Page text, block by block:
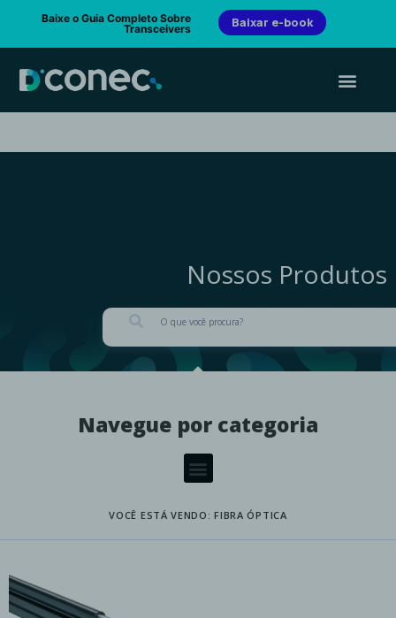
Baixe o Guia Completo Sobre
Transceivers
Baixar e-book
Nossos Produtos
PESQUISAR
Navegue por categoria
VOCÊ ESTÁ VENDO: FIBRA ÓPTICA